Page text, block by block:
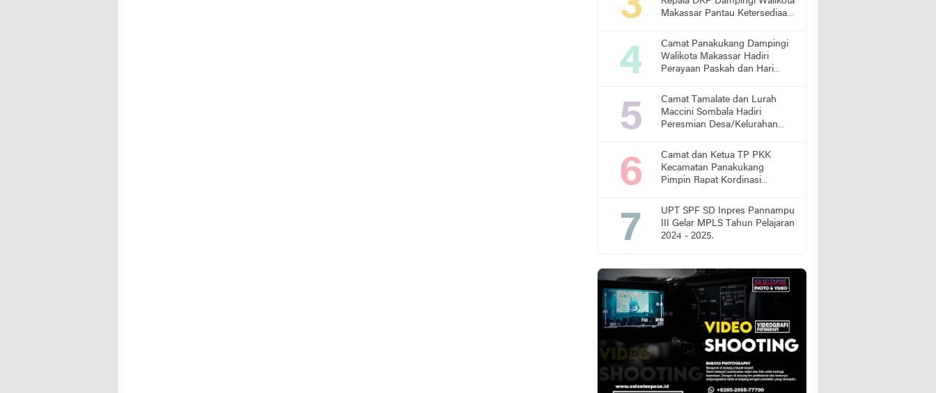
Makassar Pantau Ketersediaan
Camat Panakukang Dampingi
Walikota Makassar Hadiri
Perayaan Paskah dan Hari
Camat Tamalate dan Lurah
Maccini Sombala Hadiri
Peresmian Desa/Kelurahan
Camat dan Ketua TP PKK
Kecamatan Panakukang
Pimpin Rapat Kordinasi
Stunting
UPT SPF SD Inpres Pannampu
III Gelar MPLS Tahun Pelajaran
2024 - 2025.